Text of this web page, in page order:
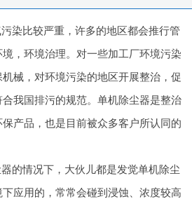
联系我们
比较严重，许多的地区都会推行管
，环境治理。对一些加工厂环境污染
械，对环境污染的地区开展整治，促
我国排污的规范。单机除尘器是整治
产品，也是目前被众多客户所认同的
情况下，大伙儿都是发觉单机除尘
应用的，常常会碰到浸蚀、浓度较高